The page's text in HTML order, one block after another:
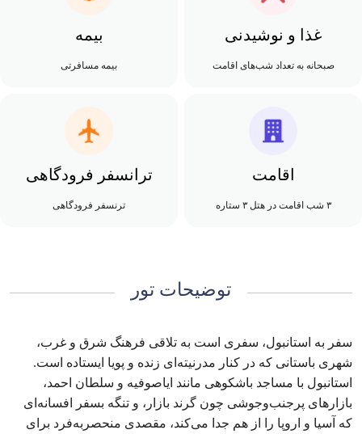
غذا و نوشیدنی
صبحانه به تعداد شب‌های اقامت
بیمه
بیمه مسافرتی
اقامت
۳ شب اقامت در هتل ۳ ستاره
ترانسفر فرودگاهی
ترنسفر فرودگاهی
توضیحات تور
سفر به استانبول، سفری است به تلاقی فرهنگ شرق و غرب،
شهری باستانی که در کنار مدرنیته‌ای زنده و پویا ایستاده است.
استانبول با مساجد باشکوهی مانند ایاصوفیه و سلطان احمد،
بازارهای پرجنب‌وجوشی چون گرند بازار، و تنگه بسفر افسانه‌ای
که آسیا و اروپا را از هم جدا می‌کند، مقصدی منحصربه‌فرد برای